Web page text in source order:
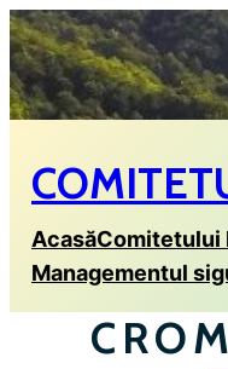
Sari
la
conținut
AcasăComitetului
Managementul